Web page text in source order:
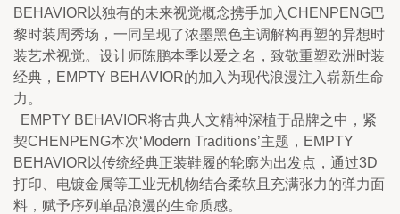
BEHAVIOR以独有的未来视觉概念携手加入CHENPENG巴
黎时装周秀场，一同呈现了浓墨黑色主调解构再塑的异想时
装艺术视觉。设计师陈鹏本季以爱之名，致敬重塑欧洲时装
经典，EMPTY BEHAVIOR的加入为现代浪漫注入崭新生命
力。
EMPTY BEHAVIOR将古典人文精神深植于品牌之中，紧
契CHENPENG本次‘Modern Traditions’主题，EMPTY
BEHAVIOR以传统经典正装鞋履的轮廓为出发点，通过3D
打印、电镀金属等工业无机物结合柔软且充满张力的弹力面
料，赋予序列单品浪漫的生命质感。